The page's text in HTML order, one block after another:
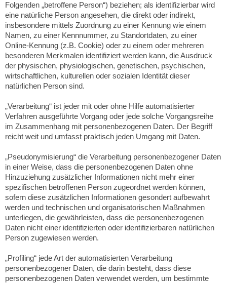
Folgenden „betroffene Person“) beziehen; als identifizierbar wird
eine natürliche Person angesehen, die direkt oder indirekt,
insbesondere mittels Zuordnung zu einer Kennung wie einem
Namen, zu einer Kennnummer, zu Standortdaten, zu einer
Online-Kennung (z.B. Cookie) oder zu einem oder mehreren
besonderen Merkmalen identifiziert werden kann, die Ausdruck
der physischen, physiologischen, genetischen, psychischen,
wirtschaftlichen, kulturellen oder sozialen Identität dieser
natürlichen Person sind.
„Verarbeitung“ ist jeder mit oder ohne Hilfe automatisierter
Verfahren ausgeführte Vorgang oder jede solche Vorgangsreihe
im Zusammenhang mit personenbezogenen Daten. Der Begriff
reicht weit und umfasst praktisch jeden Umgang mit Daten.
„Pseudonymisierung“ die Verarbeitung personenbezogener Daten
in einer Weise, dass die personenbezogenen Daten ohne
Hinzuziehung zusätzlicher Informationen nicht mehr einer
spezifischen betroffenen Person zugeordnet werden können,
sofern diese zusätzlichen Informationen gesondert aufbewahrt
werden und technischen und organisatorischen Maßnahmen
unterliegen, die gewährleisten, dass die personenbezogenen
Daten nicht einer identifizierten oder identifizierbaren natürlichen
Person zugewiesen werden.
„Profiling“ jede Art der automatisierten Verarbeitung
personenbezogener Daten, die darin besteht, dass diese
personenbezogenen Daten verwendet werden, um bestimmte